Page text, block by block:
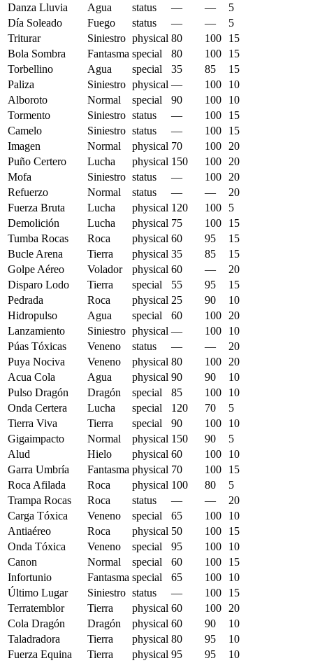
Danza Lluvia
Agua status — —
5
Día Soleado
Fuego status — —
5
Triturar
Siniestro physical 80 100
15
Bola Sombra
Fantasma special 80 100
15
Torbellino
Agua special 35 85
15
Paliza
Siniestro physical — 100
10
Alboroto
Normal special 90 100
10
Tormento
Siniestro status — 100
15
Camelo
Siniestro status — 100
15
Imagen
Normal physical 70 100
20
Puño Certero
Lucha physical 150 100
20
Mofa
Siniestro status — 100
20
Refuerzo
Normal status — —
20
Fuerza Bruta
Lucha physical 120 100
5
Demolición
Lucha physical 75 100
15
Tumba Rocas
Roca physical 60 95
15
Bucle Arena
Tierra physical 35 85
15
Golpe Aéreo
Volador physical 60 —
20
Disparo Lodo
Tierra special 55 95
15
Pedrada
Roca physical 25 90
10
Hidropulso
Agua special 60 100
20
Lanzamiento
Siniestro physical — 100
10
Púas Tóxicas
Veneno status — —
20
Puya Nociva
Veneno physical 80 100
20
Acua Cola
Agua physical 90 90
10
Pulso Dragón
Dragón special 85 100
10
Onda Certera
Lucha special 120 70
5
Tierra Viva
Tierra special 90 100
10
Gigaimpacto
Normal physical 150 90
5
Alud
Hielo physical 60 100
10
Garra Umbría
Fantasma physical 70 100
15
Roca Afilada
Roca physical 100 80
5
Trampa Rocas
Roca status — —
20
Carga Tóxica
Veneno special 65 100
10
Antiaéreo
Roca physical 50 100
15
Onda Tóxica
Veneno special 95 100
10
Canon
Normal special 60 100
15
Infortunio
Fantasma special 65 100
10
Último Lugar
Siniestro status — 100
15
Terratemblor
Tierra physical 60 100
20
Cola Dragón
Dragón physical 60 90
10
Taladradora
Tierra physical 80 95
10
Fuerza Equina
Tierra physical 95 95 10